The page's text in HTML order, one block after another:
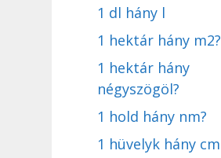
1 dl hány l
1 hektár hány m2?
1 hektár hány
négyszögöl?
1 hold hány nm?
1 hüvelyk hány cm